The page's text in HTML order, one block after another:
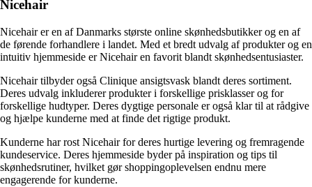
Nicehair
Nicehair er en af Danmarks største online skønhedsbutikker og en af
de førende forhandlere i landet. Med et bredt udvalg af produkter og en
intuitiv hjemmeside er Nicehair en favorit blandt skønhedsentusiaster.
Nicehair tilbyder også Clinique ansigtsvask blandt deres sortiment.
Deres udvalg inkluderer produkter i forskellige prisklasser og for
forskellige hudtyper. Deres dygtige personale er også klar til at rådgive
og hjælpe kunderne med at finde det rigtige produkt.
Kunderne har rost Nicehair for deres hurtige levering og fremragende
kundeservice. Deres hjemmeside byder på inspiration og tips til
skønhedsrutiner, hvilket gør shoppingoplevelsen endnu mere
engagerende for kunderne.